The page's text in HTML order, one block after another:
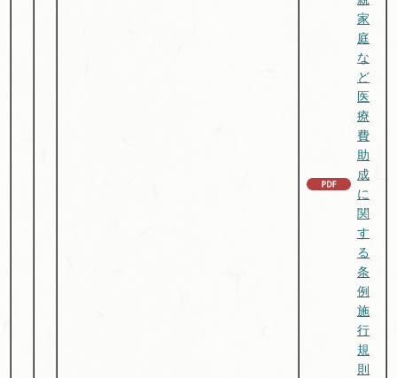
家
庭
な
ど
医
療
費
助
成
に
関
す
る
条
例
施
行
規
則